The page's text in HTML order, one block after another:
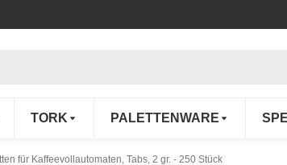
TORK PALETTENWARE
für Kaffeevollautomaten, Tabs, 2 gr. - 250 Stück